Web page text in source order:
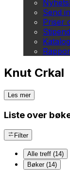
Send
Priser
Knut Crkal
Les mer
Liste over
Filter
Alle treff (14)
Bøker (14)